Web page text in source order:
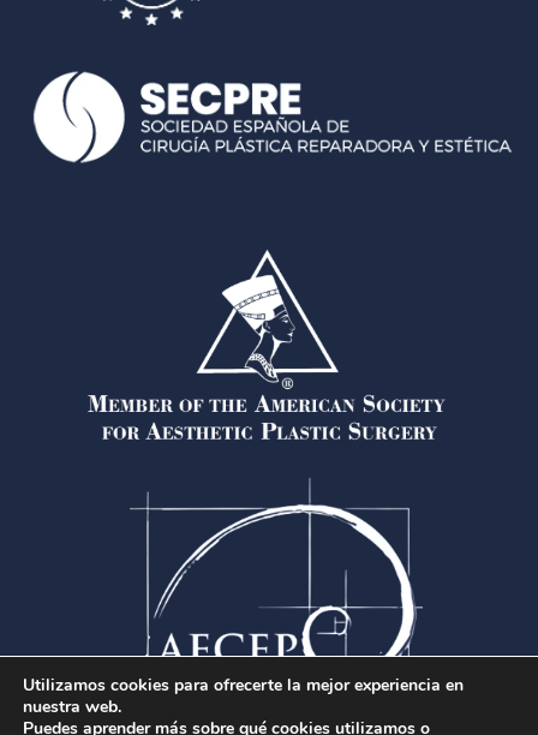
Utilizamos cookies para ofrecerte la mejor experiencia en
nuestra web.
Puedes aprender más sobre qué cookies utilizamos o